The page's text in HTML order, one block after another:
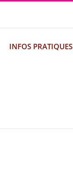
INFOS PRATIQUES